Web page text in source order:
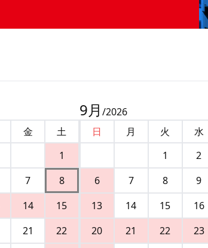
金
土
1
7
8
14
15
21
22
9月 /2026
日
月 火 水
1
2
6
7 8 9
13
14 15 16
20
21 22 23